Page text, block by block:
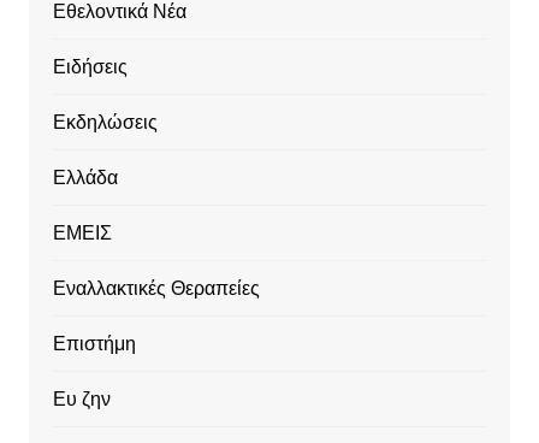
Εθελοντικά Νέα
Ειδήσεις
Εκδηλώσεις
Ελλάδα
ΕΜΕΙΣ
Εναλλακτικές Θεραπείες
Επιστήμη
Ευ ζην